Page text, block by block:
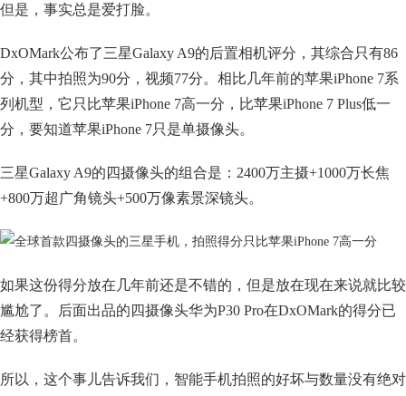
但是，事实总是爱打脸。
DxOMark公布了三星Galaxy A9的后置相机评分，其综合只有86
分，其中拍照为90分，视频77分。相比几年前的苹果iPhone 7系
列机型，它只比苹果iPhone 7高一分，比苹果iPhone 7 Plus低一
分，要知道苹果iPhone 7只是单摄像头。
三星Galaxy A9的四摄像头的组合是：2400万主摄+1000万长焦
+800万超广角镜头+500万像素景深镜头。
如果这份得分放在几年前还是不错的，但是放在现在来说就比较
尴尬了。后面出品的四摄像头华为P30 Pro在DxOMark的得分已
经获得榜首。
所以，这个事儿告诉我们，智能手机拍照的好坏与数量没有绝对